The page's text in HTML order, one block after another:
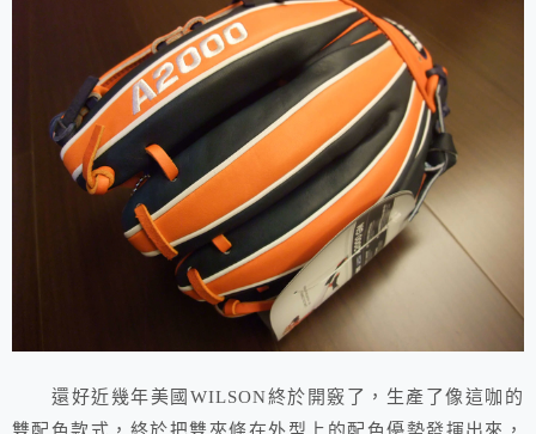
還好近幾年美國WILSON終於開竅了，生產了像這咖的